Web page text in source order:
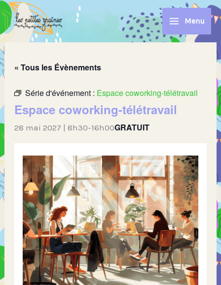
Aller
au
contenu
Menu
« Tous les Évènements
Série d'événement : Espace coworking-télétravail
Espace coworking-télétravail
28 mai 2027 | 8h30-16h00GRATUIT